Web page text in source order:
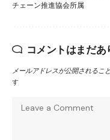
チェーン推進協会所属
コメントはまだあ
メールアドレスが公開されるこ
す